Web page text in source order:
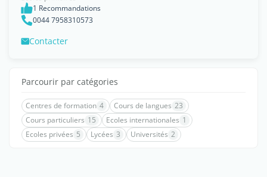
1 Recommandations
0044 7958310573
Contacter
Parcourir par catégories
Centres de formation 4 Cours de langues 23
Cours particuliers 15 Ecoles internationales 1
Ecoles privées 5 Lycées 3 Universités 2